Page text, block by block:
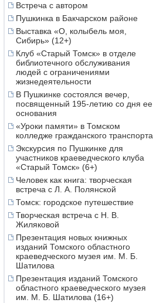
Встреча с автором
Пушкинка в Бакчарском районе
Выставка «О, колыбель моя,
Сибирь» (12+)
Клуб «Старый Томск» в отделе
библиотечного обслуживания
людей с ограничениями
жизнедеятельности
В Пушкинке состоялся вечер,
посвященный 195-летию со дня ее
основания
«Уроки памяти» в Томском
колледже гражданского транспорта
Экскурсия по Пушкинке для
участников краеведческого клуба
«Старый Томск» (6+)
Человек как книга: творческая
встреча с Л. А. Полянской
Томск: городское путешествие
Творческая встреча с Н. В.
Жиляковой
Презентация новых книжных
изданий Томского областного
краеведческого музея им. М. Б.
Шатилова
Презентация изданий Томского
областного краеведческого музея
им. М. Б. Шатилова (16+)